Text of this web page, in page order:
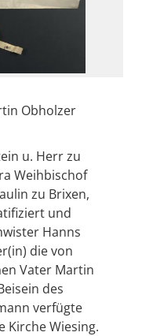
Obholzer
u. Herr zu
Weihbischof
zu Brixen,
und
Hanns
die von
Vater Martin
des
verfügte
Kirche Wiesing.